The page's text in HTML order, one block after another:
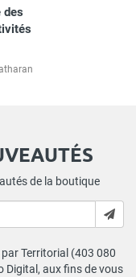
des
de la boutique
Territorial (403 080
Digital, aux fins de vous